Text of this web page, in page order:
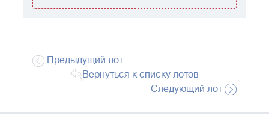
Предыдущий лот
Вернуться к списку лотов
Следующий лот